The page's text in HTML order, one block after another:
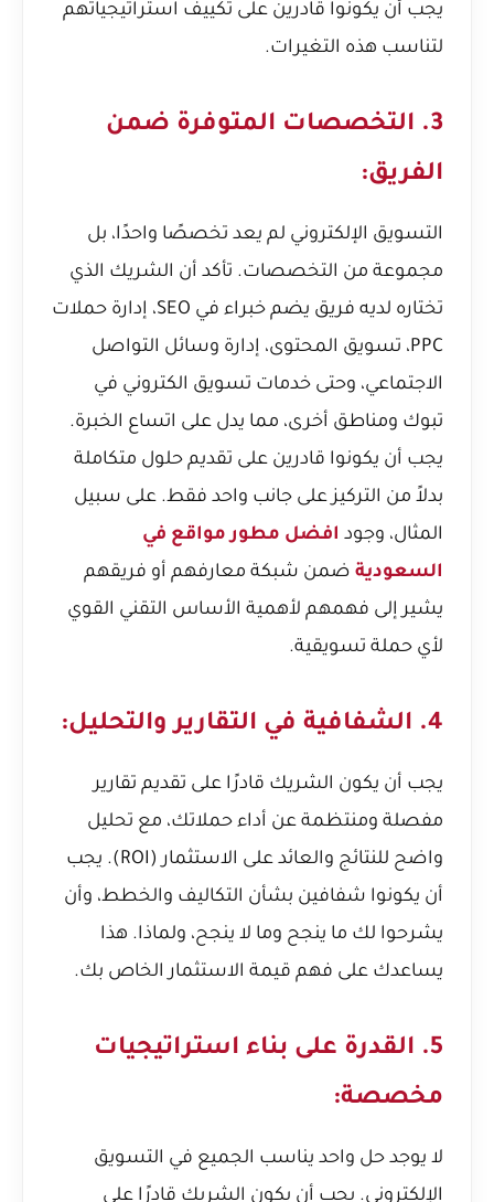
يجب أن يكونوا قادرين على تكييف استراتيجياتهم
لتناسب هذه التغيرات.
3. التخصصات المتوفرة ضمن
الفريق:
التسويق الإلكتروني لم يعد تخصصًا واحدًا، بل
مجموعة من التخصصات. تأكد أن الشريك الذي
تختاره لديه فريق يضم خبراء في SEO، إدارة حملات
PPC، تسويق المحتوى، إدارة وسائل التواصل
الاجتماعي، وحتى خدمات تسويق الكتروني في
تبوك ومناطق أخرى، مما يدل على اتساع الخبرة.
يجب أن يكونوا قادرين على تقديم حلول متكاملة
بدلاً من التركيز على جانب واحد فقط. على سبيل
المثال، وجود افضل مطور مواقع في
السعودية ضمن شبكة معارفهم أو فريقهم
يشير إلى فهمهم لأهمية الأساس التقني القوي
لأي حملة تسويقية.
4. الشفافية في التقارير والتحليل:
يجب أن يكون الشريك قادرًا على تقديم تقارير
مفصلة ومنتظمة عن أداء حملاتك، مع تحليل
واضح للنتائج والعائد على الاستثمار (ROI). يجب
أن يكونوا شفافين بشأن التكاليف والخطط، وأن
يشرحوا لك ما ينجح وما لا ينجح، ولماذا. هذا
يساعدك على فهم قيمة الاستثمار الخاص بك.
5. القدرة على بناء استراتيجيات
مخصصة:
لا يوجد حل واحد يناسب الجميع في التسويق
الإلكتروني. يجب أن يكون الشريك قادرًا على